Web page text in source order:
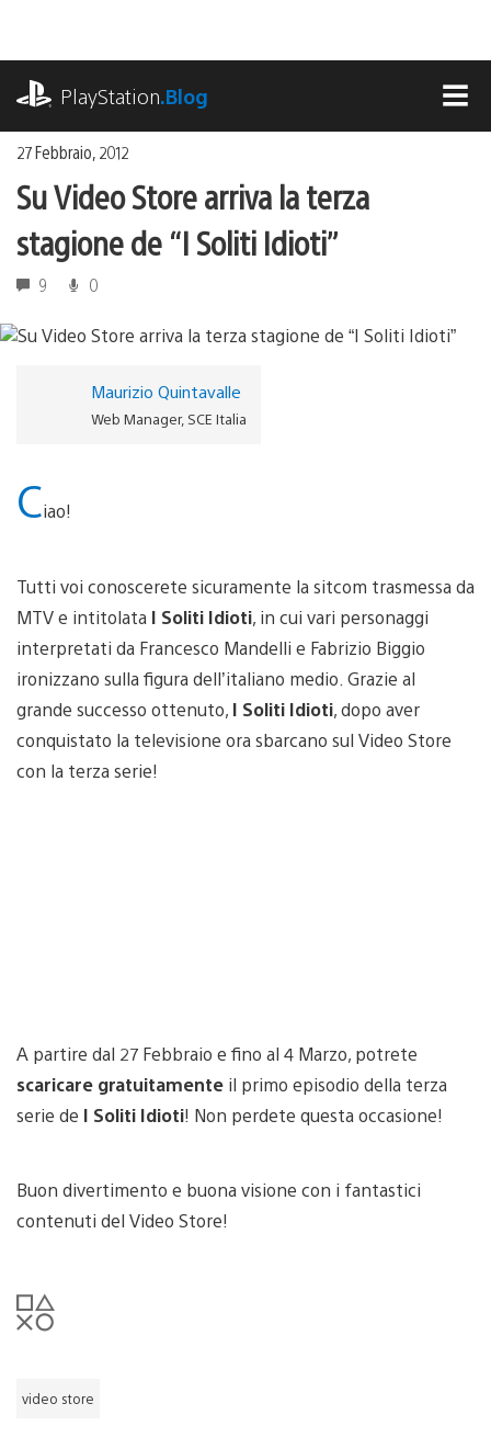
contenuto
PlayStation.Blog
27 Febbraio, 2012
Su Video Store arriva la terza
stagione de “I Soliti Idioti”
9 0
Maurizio Quintavalle
Web Manager, SCE Italia
Ciao!
Tutti voi conoscerete sicuramente la sitcom trasmessa da
MTV e intitolata I Soliti Idioti, in cui vari personaggi
interpretati da Francesco Mandelli e Fabrizio Biggio
ironizzano sulla figura dell’italiano medio. Grazie al
grande successo ottenuto, I Soliti Idioti, dopo aver
conquistato la televisione ora sbarcano sul Video Store
con la terza serie!
A partire dal 27 Febbraio e fino al 4 Marzo, potrete
scaricare gratuitamente il primo episodio della terza
serie de I Soliti Idioti! Non perdete questa occasione!
Buon divertimento e buona visione con i fantastici
contenuti del Video Store!
video store